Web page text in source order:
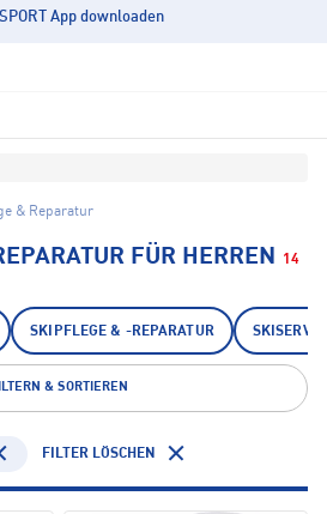
App downloaden
& Reparatur
FÜR HERREN 14
SKIPFLEGE & -REPARATUR
& SORTIEREN
FILTER LÖSCHEN